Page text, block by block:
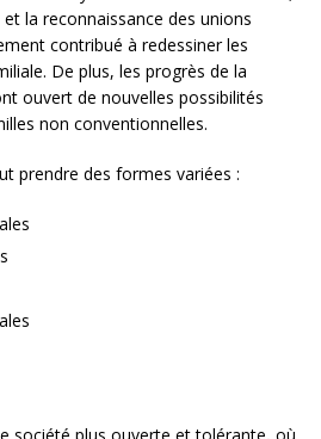
la reconnaissance des unions
contribué à redessiner les
De plus, les progrès de la
ouvert de nouvelles possibilités
non conventionnelles.
prendre des formes variées :
société plus ouverte et tolérante, où